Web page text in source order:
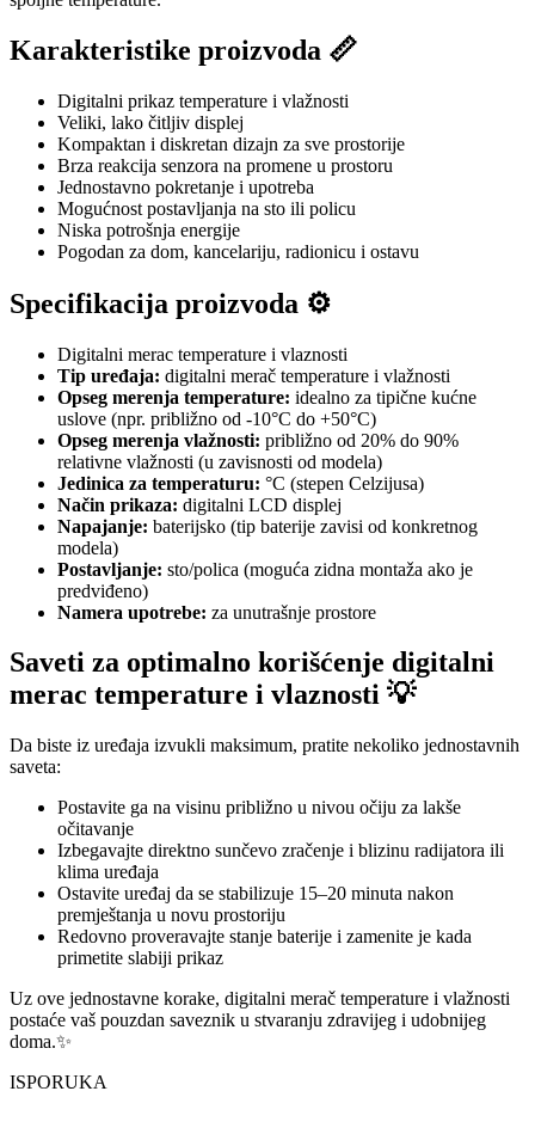
Karakteristike proizvoda 📏
Digitalni prikaz temperature i vlažnosti
Veliki, lako čitljiv displej
Kompaktan i diskretan dizajn za sve prostorije
Brza reakcija senzora na promene u prostoru
Jednostavno pokretanje i upotreba
Mogućnost postavljanja na sto ili policu
Niska potrošnja energije
Pogodan za dom, kancelariju, radionicu i ostavu
Specifikacija proizvoda ⚙️
Digitalni merac temperature i vlaznosti
Tip uređaja: digitalni merač temperature i vlažnosti
Opseg merenja temperature: idealno za tipične kućne
uslove (npr. približno od -10°C do +50°C)
Opseg merenja vlažnosti: približno od 20% do 90%
relativne vlažnosti (u zavisnosti od modela)
Jedinica za temperaturu: °C (stepen Celzijusa)
Način prikaza: digitalni LCD displej
Napajanje: baterijsko (tip baterije zavisi od konkretnog
modela)
Postavljanje: sto/polica (moguća zidna montaža ako je
predviđeno)
Namera upotrebe: za unutrašnje prostore
Saveti za optimalno korišćenje digitalni
merac temperature i vlaznosti 💡
Da biste iz uređaja izvukli maksimum, pratite nekoliko jednostavnih
saveta:
Postavite ga na visinu približno u nivou očiju za lakše
očitavanje
Izbegavajte direktno sunčevo zračenje i blizinu radijatora ili
klima uređaja
Ostavite uređaj da se stabilizuje 15–20 minuta nakon
premještanja u novu prostoriju
Redovno proveravajte stanje baterije i zamenite je kada
primetite slabiji prikaz
Uz ove jednostavne korake, digitalni merač temperature i vlažnosti
postaće vaš pouzdan saveznik u stvaranju zdravijeg i udobnijeg
doma.✨
ISPORUKA